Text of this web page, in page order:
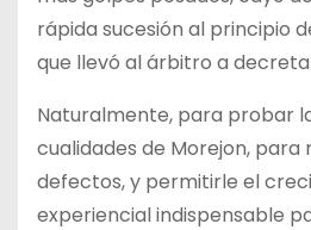
rápida sucesión al principio
que llevó al árbitro a
Naturalmente, para probar
cualidades de Morejon, para
defectos, y permitirle el
experiencial indispensable